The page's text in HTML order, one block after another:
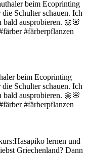
beim Ecoprinting
Schulter schauen. Ich
ausprobieren. 🌼🌸
#färberpflanzen